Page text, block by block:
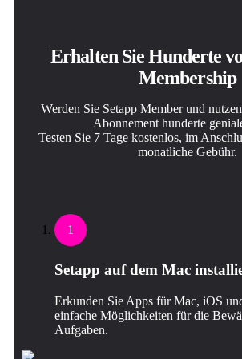
Erhalten Sie Hunderte
Membership
Werden Sie Setapp Member und
Abonnement hunderte
Testen Sie 7 Tage kostenlos, im
monatliche Gebühr.
1
Setapp auf dem Mac
Erkunden Sie Apps für Mac, iOS
einfache Möglichkeiten für die
Aufgaben.